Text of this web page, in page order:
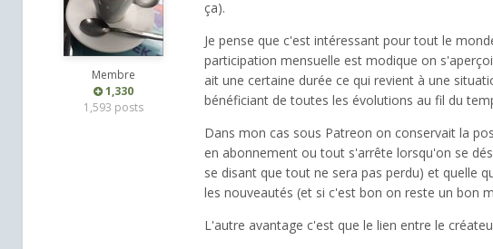
Membre
1,330
1,593 posts
ça).
Je pense que c'est intéressant pour tout le
participation mensuelle est modique on
ait une certaine durée ce qui revient à une
bénéficiant de toutes les évolutions au fil du
Dans mon cas sous Patreon on conservait la
en abonnement ou tout s'arrête lorsqu'on se
se disant que tout ne sera pas perdu) et quelle
les nouveautés (et si c'est bon on reste un bon
L'autre avantage c'est que le lien entre le